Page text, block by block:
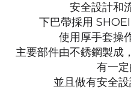
安全設計和
下巴帶採用
使用厚手套操
主要部件由不銹鋼製成
有一定
並且做有安全設